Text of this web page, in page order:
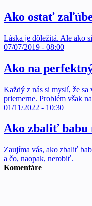
Ako ostať
Láska je dôležitá. Ale ako
07/07/2019 - 08:00
Ako na
Každý z nás si myslí, že
priemerne. Problém však
01/11/2022 - 10:30
Ako zbaliť babu
Zaujíma vás, ako zbaliť
a čo, naopak, nerobiť.
Komentáre